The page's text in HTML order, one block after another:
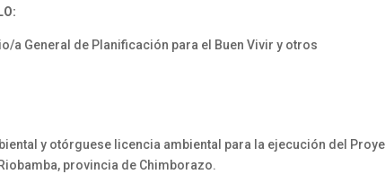
a General de Planificación para el Buen Vivir y otros
y otórguese licencia ambiental para la ejecución del
provincia de Chimborazo.